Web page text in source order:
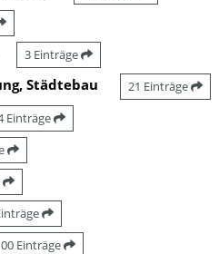
3 Einträge
Städtebau 21 Einträge
Einträge
Einträge